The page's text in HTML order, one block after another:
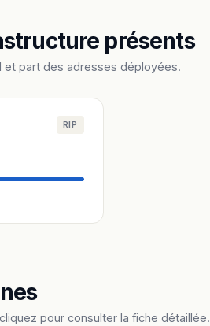
présents
et part des adresses déployées.
RIP
pour consulter la fiche détaillée.